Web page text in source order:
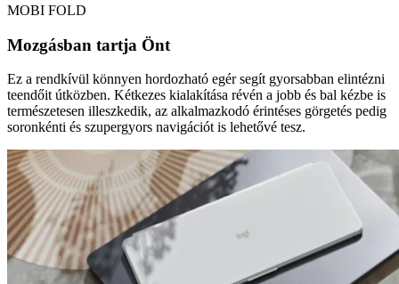
MOBI FOLD
Mozgásban tartja Önt
Ez a rendkívül könnyen hordozható egér segít gyorsabban elintézni
teendőit útközben. Kétkezes kialakítása révén a jobb és bal kézbe is
természetesen illeszkedik, az alkalmazkodó érintéses görgetés pedig
soronkénti és szupergyors navigációt is lehetővé tesz.